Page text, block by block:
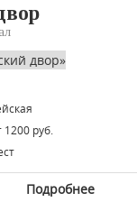
1200 руб.
Подробнее